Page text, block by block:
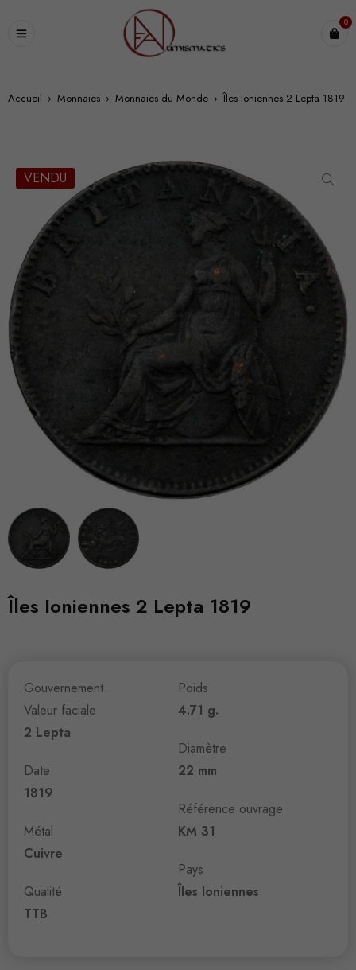
0
Accueil › Monnaies › Monnaies du Monde › Îles Ioniennes 2 Lepta 1819
VENDU
Îles Ioniennes 2 Lepta 1819
Gouvernement
Valeur faciale
2 Lepta
Date
1819
Métal
Cuivre
Qualité
TTB
Poids
4.71 g.
Diamètre
22 mm
Référence ouvrage
KM 31
Pays
Îles Ioniennes